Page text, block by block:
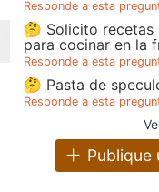
Responde a esta
🤔 Solicito recetas
para cocinar en la
Responde a esta
🤔 Pasta de
Responde a esta
Publique